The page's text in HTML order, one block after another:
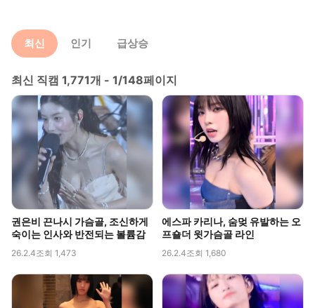
최신 인기 급상승
최신 직캠 1,771개 - 1/148페이지
권은비 끈나시 가슴골, 조신하게
숙이는 인사와 반전되는 볼륨감
26.2.4조회 1,473
에스파 카리나, 숨멎 유발하는 오
프숄더 윗가슴골 라인
26.2.4조회 1,680